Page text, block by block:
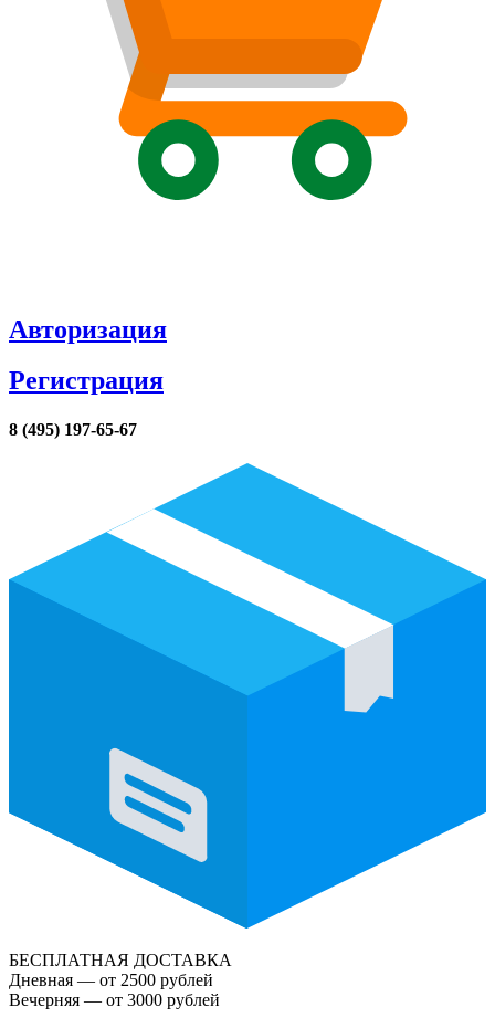
Авторизация
Регистрация
8 (495) 197-65-67
БЕСПЛАТНАЯ ДОСТАВКА
Дневная — от 2500 рублей
Вечерняя — от 3000 рублей